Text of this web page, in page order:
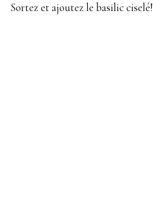
Sortez et ajoutez le basilic ciselé!